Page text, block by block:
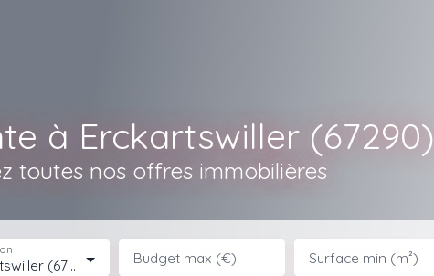
à Erckartswiller (67290)
toutes nos offres immobilières
Erckartswiller (67290) Budget max (€) Surface min (m²)